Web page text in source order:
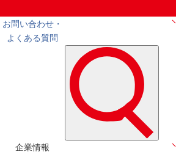
お問い合わせ・
よくある質問
企業情報